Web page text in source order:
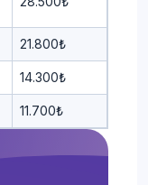
21.800₺
14.300₺
11.700₺